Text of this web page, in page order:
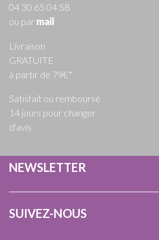
04 30 65 04 58
ou par mail
Livraison
GRATUITE
à partir de 79€*
Satisfait ou remboursé
14 jours pour changer
d'avis
NEWSLETTER
SUIVEZ-NOUS